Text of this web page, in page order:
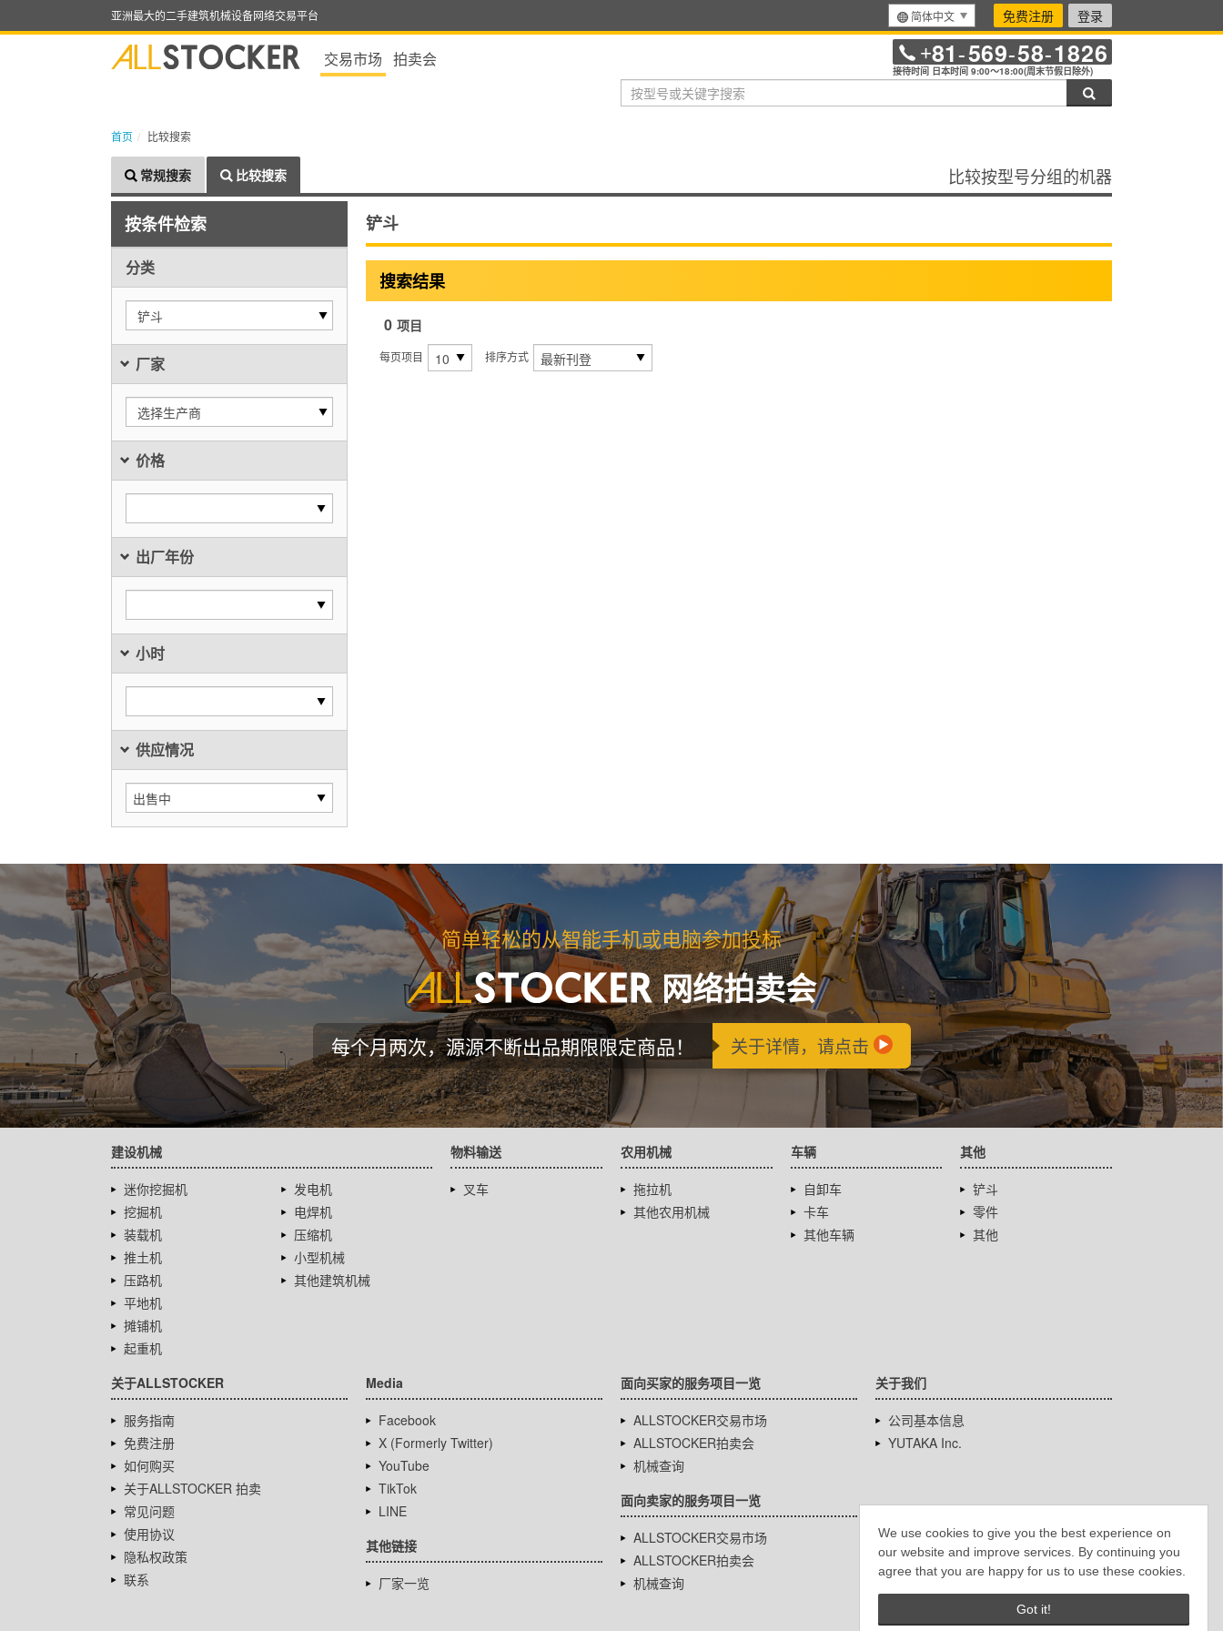
We use cookies to give you the best experience on
our website and improve services. By continuing you
agree that you are happy for us to use these cookies.
Got it!
亚洲最大的二手建筑机械设备网络交易平台 简体中文 免费注册 登录
交易市场 拍卖会 +81-569-58-1826
接待时间 日本时间 9:00～18:00(周末节假日除外)
首页 比较搜索
常规搜索 比较搜索 比较按型号分组的机器
按条件检索
分类
铲斗
厂家
选择生产商
价格
出厂年份
小时
供应情况
铲斗
搜索结果
0 项目
每页项目 排序方式
简单轻松的从智能手机或电脑参加投标
网络拍卖会
每个月两次，源源不断出品期限限定商品！ 关于详情，请点击
建设机械
迷你挖掘机
挖掘机
装载机
推土机
压路机
平地机
摊铺机
起重机
发电机
电焊机
压缩机
小型机械
其他建筑机械
物料输送
叉车
农用机械
拖拉机
其他农用机械
车辆
自卸车
卡车
其他车辆
其他
铲斗
零件
其他
关于ALLSTOCKER
服务指南
免费注册
如何购买
关于ALLSTOCKER 拍卖
常见问题
使用协议
隐私权政策
联系
Media
Facebook
X (Formerly Twitter)
YouTube
TikTok
LINE
其他链接
厂家一览
面向买家的服务项目一览
ALLSTOCKER交易市场
ALLSTOCKER拍卖会
机械查询
面向卖家的服务项目一览
ALLSTOCKER交易市场
ALLSTOCKER拍卖会
机械查询
关于我们
公司基本信息
YUTAKA Inc.